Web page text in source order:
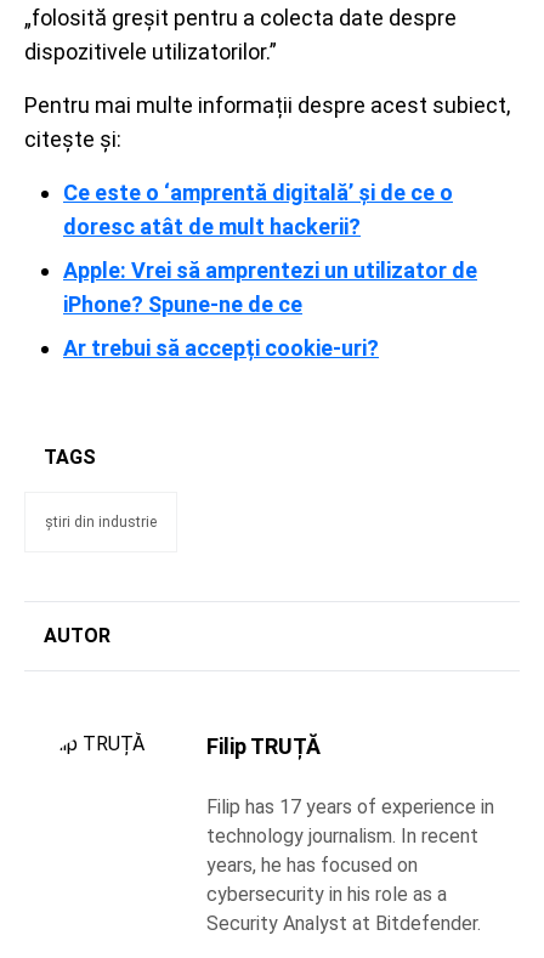
„folosită greșit pentru a colecta date despre
dispozitivele utilizatorilor.”
Pentru mai multe informații despre acest subiect,
citește și:
Ce este o ‘amprentă digitală’ și de ce o
doresc atât de mult hackerii?
Apple: Vrei să amprentezi un utilizator de
iPhone? Spune-ne de ce
Ar trebui să accepți cookie-uri?
TAGS
știri din industrie
AUTOR
Filip TRUȚĂ
Filip has 17 years of experience in
technology journalism. In recent
years, he has focused on
cybersecurity in his role as a
Security Analyst at Bitdefender.